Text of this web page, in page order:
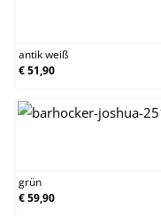
antik weiß
€ 51,90
grün
€ 59,90